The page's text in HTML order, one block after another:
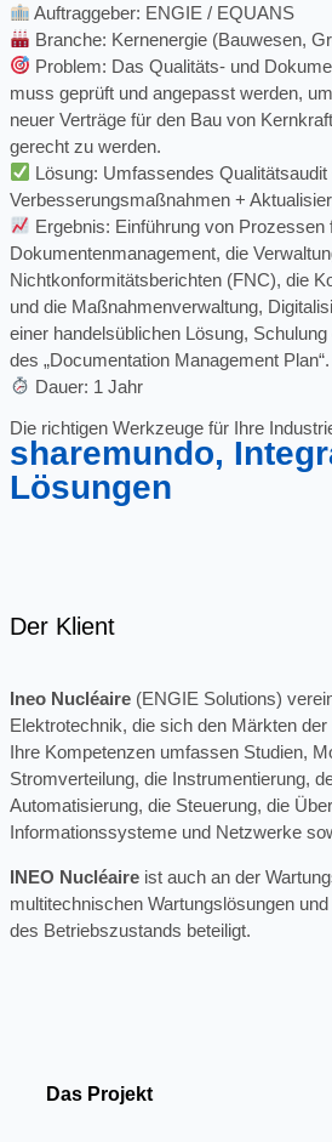
Auftraggeber: ENGIE / EQUANS
Branche: Kernenergie (Bauwesen,
Problem: Das Qualitäts- und
muss geprüft und angepasst werden,
neuer Verträge für den Bau von
gerecht zu werden.
Lösung: Umfassendes
Verbesserungsmaßnahmen +
Ergebnis: Einführung von Prozessen
Dokumentenmanagement, die
Nichtkonformitätsberichten (FNC), die
und die Maßnahmenverwaltung,
einer handelsüblichen Lösung,
des „Documentation Management Plan“.
Dauer: 1 Jahr
Die richtigen Werkzeuge für Ihre
sharemundo,
Lösungen
Der Klient
Ineo Nucléaire (ENGIE Solutions)
Elektrotechnik, die sich den Märkten
Ihre Kompetenzen umfassen Studien,
Stromverteilung, die Instrumentierung,
Automatisierung, die Steuerung, die
Informationssysteme und Netzwerke
INEO Nucléaire ist auch an der
multitechnischen Wartungslösungen
des Betriebszustands beteiligt.
Das Projekt